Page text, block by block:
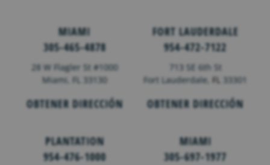
MIAMI
305-465-4878
28 W Flagler St #1000
Miami, FL 33130
OBTENER DIRECCIÓN
FORT LAUDERDALE
954-472-7122
713 SE 6th St
Fort Lauderdale, FL 33301
OBTENER DIRECCIÓN
PLANTATION
954-476-1000
MIAMI
305-697-1977